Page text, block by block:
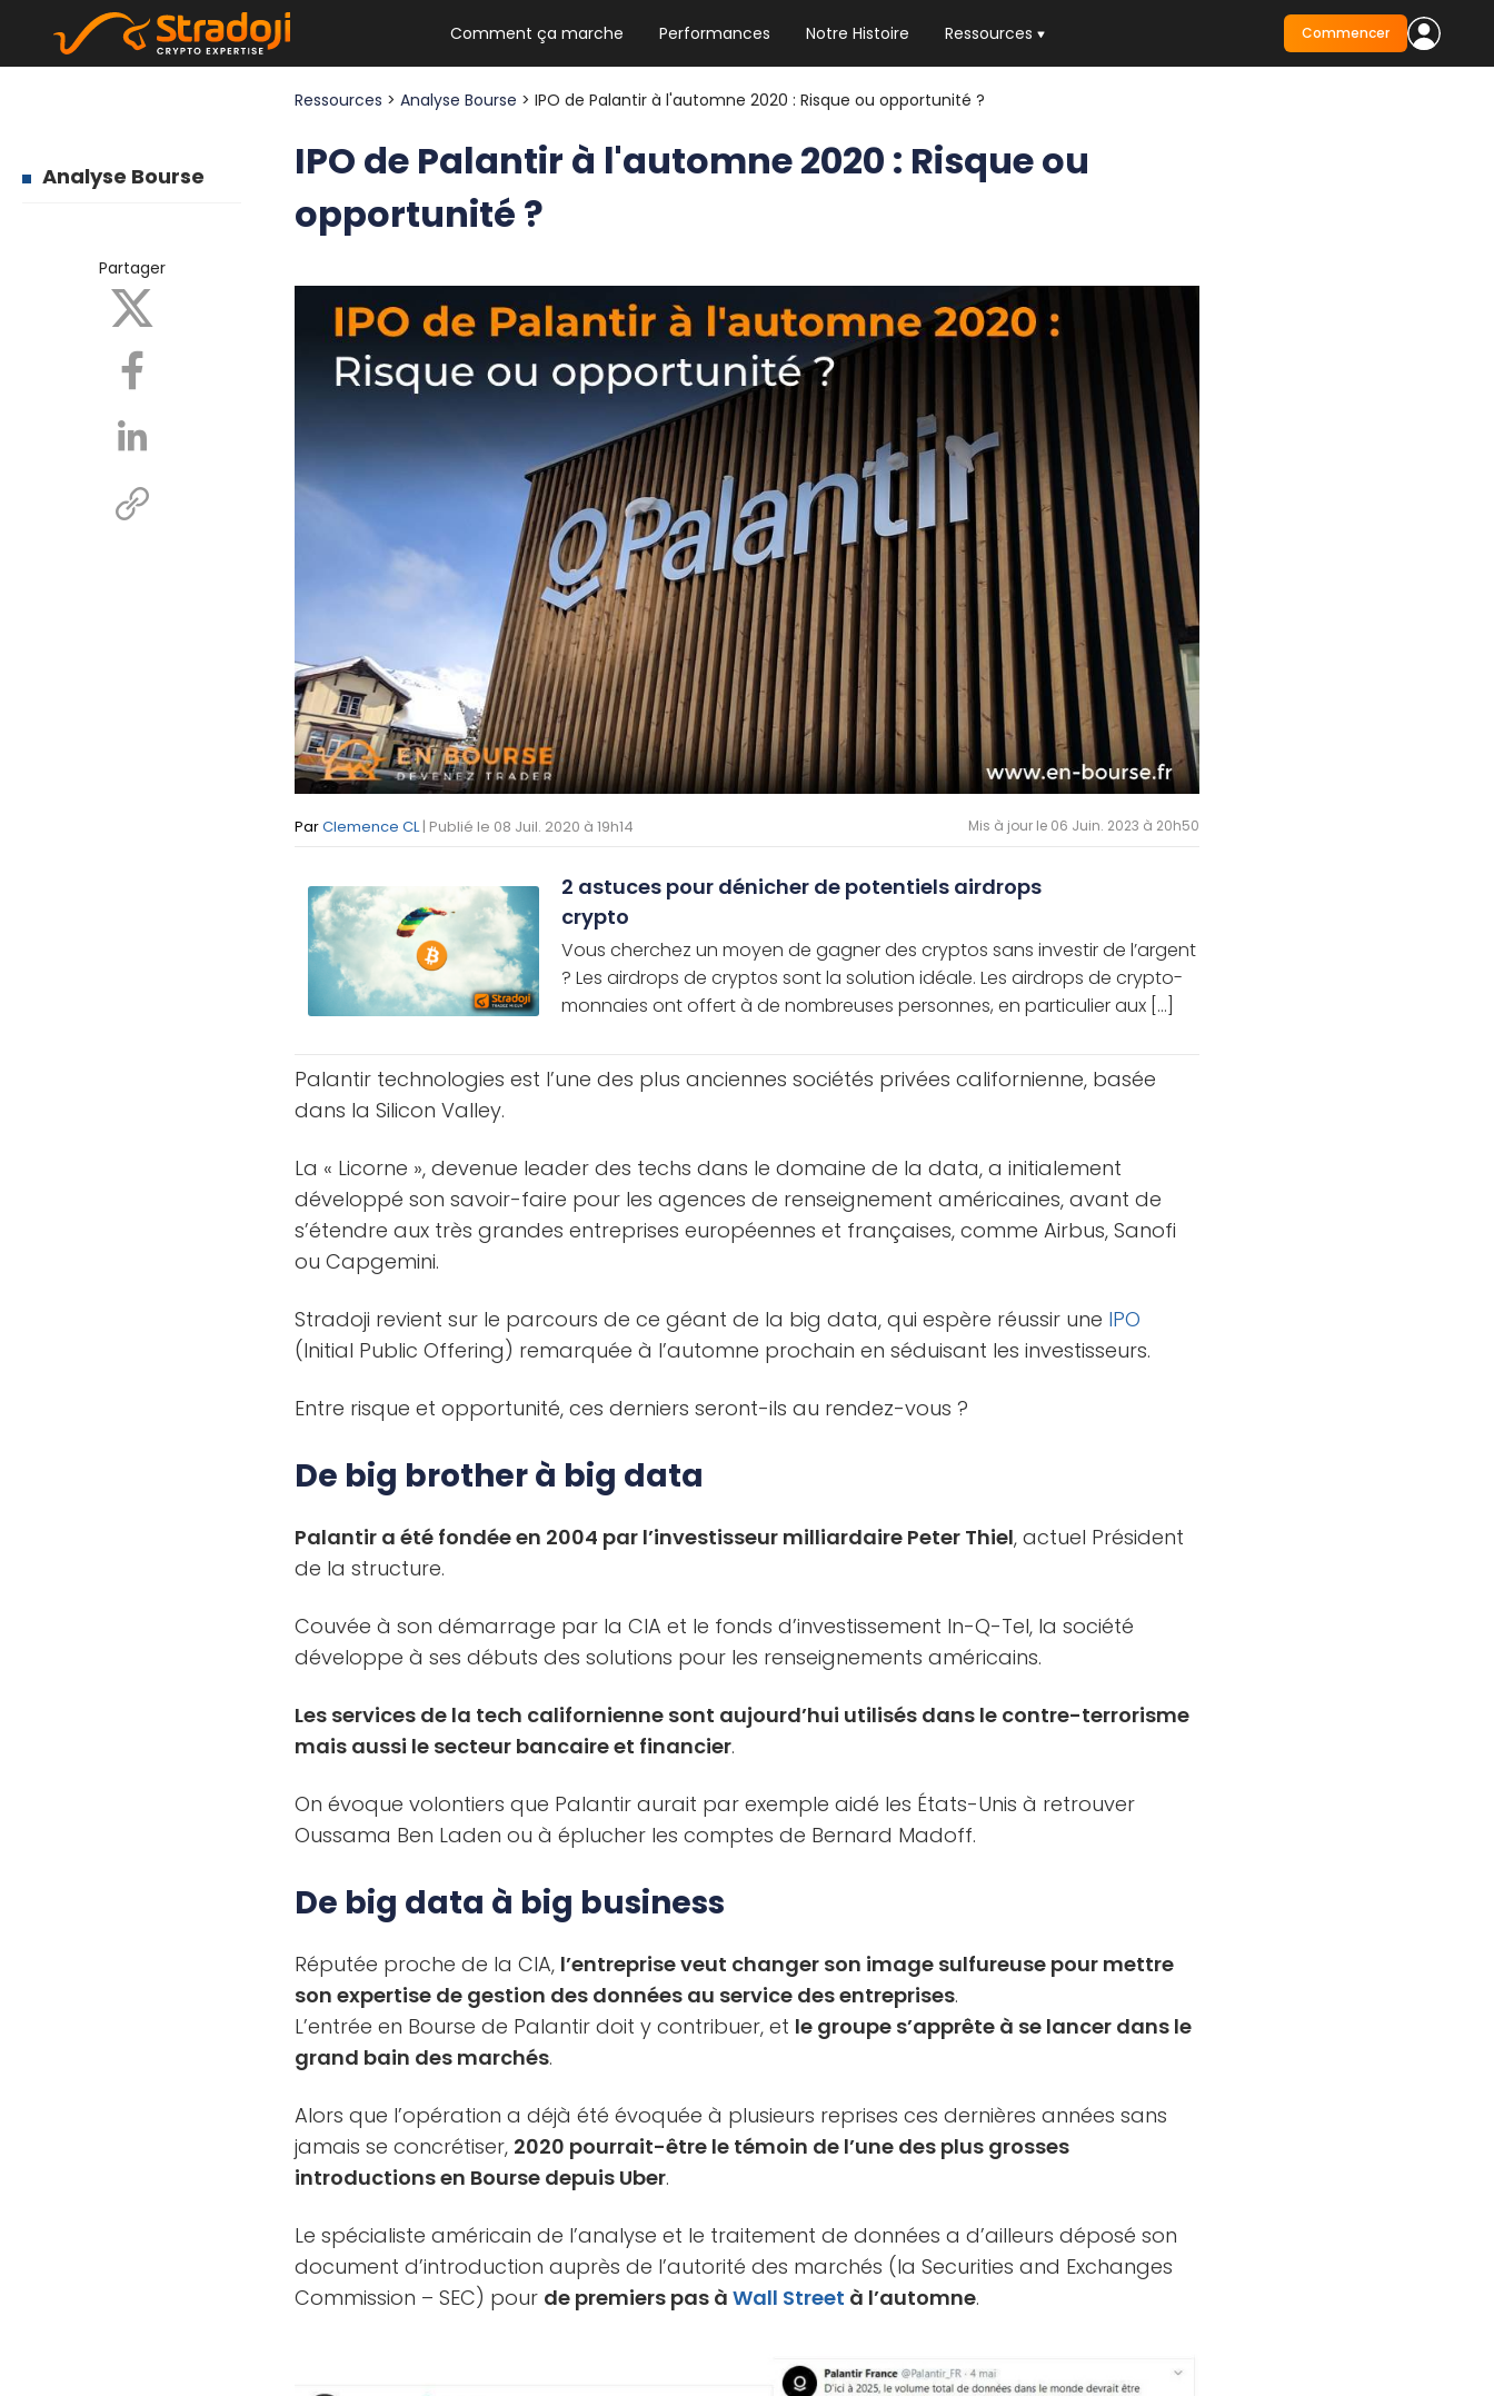
Comment ça marche Performances Notre Histoire Ressources
NEWSLETTER HEBDO
Les news crypto dont vous avez besoin
Commencer
Analyse Bourse
Partager
Ressources >Analyse Bourse > IPO de Palantir à l'automne 2020 : Risque ou opportunité ?
IPO de Palantir à l'automne 2020 : Risque ou
opportunité ?
ParClemence CL| Publié le 08 Juil. 2020 à 19h14 Mis à jour le 06 Juin. 2023 à 20h50
2 astuces pour dénicher de potentiels airdrops
crypto
Vous cherchez un moyen de gagner des cryptos sans investir de l’argent
? Les airdrops de cryptos sont la solution idéale. Les airdrops de crypto-
monnaies ont offert à de nombreuses personnes, en particulier aux [...]
Palantir technologies est l’une des plus anciennes sociétés privées californienne, basée
dans la Silicon Valley.
La « Licorne », devenue leader des techs dans le domaine de la data, a initialement
développé son savoir-faire pour les agences de renseignement américaines, avant de
s’étendre aux très grandes entreprises européennes et françaises, comme Airbus, Sanofi
ou Capgemini.
Stradoji revient sur le parcours de ce géant de la big data, qui espère réussir une IPO
(Initial Public Offering) remarquée à l’automne prochain en séduisant les investisseurs.
Entre risque et opportunité, ces derniers seront-ils au rendez-vous ?
De big brother à big data
Palantir a été fondée en 2004 par l’investisseur milliardaire Peter Thiel, actuel Président
de la structure.
Couvée à son démarrage par la CIA et le fonds d’investissement In-Q-Tel, la société
développe à ses débuts des solutions pour les renseignements américains.
Les services de la tech californienne sont aujourd’hui utilisés dans le contre-terrorisme
mais aussi le secteur bancaire et financier.
On évoque volontiers que Palantir aurait par exemple aidé les États-Unis à retrouver
Oussama Ben Laden ou à éplucher les comptes de Bernard Madoff.
De big data à big business
Réputée proche de la CIA, l’entreprise veut changer son image sulfureuse pour mettre
son expertise de gestion des données au service des entreprises.
L’entrée en Bourse de Palantir doit y contribuer, et le groupe s’apprête à se lancer dans le
grand bain des marchés.
Alors que l’opération a déjà été évoquée à plusieurs reprises ces dernières années sans
jamais se concrétiser, 2020 pourrait-être le témoin de l’une des plus grosses
introductions en Bourse depuis Uber.
Le spécialiste américain de l’analyse et le traitement de données a d’ailleurs déposé son
document d’introduction auprès de l’autorité des marchés (la Securities and Exchanges
Commission – SEC) pour de premiers pas àWall Street à l’automne.